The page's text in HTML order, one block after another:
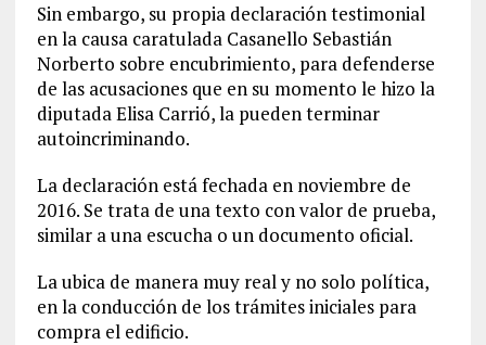
Sin embargo, su propia declaración testimonial
en la causa caratulada Casanello Sebastián
Norberto sobre encubrimiento, para defenderse
de las acusaciones que en su momento le hizo la
diputada Elisa Carrió, la pueden terminar
autoincriminando.
La declaración está fechada en noviembre de
2016. Se trata de una texto con valor de prueba,
similar a una escucha o un documento oficial.
La ubica de manera muy real y no solo política,
en la conducción de los trámites iniciales para
compra el edificio.